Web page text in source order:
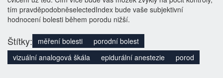
tím pravděpodobněselectedIndex bude vaše subjektivní
hodnocení bolesti během porodu nižší.
Štítky: měření bolesti
porodní bolest
vizuální analogová škála
epidurální anestezie porod